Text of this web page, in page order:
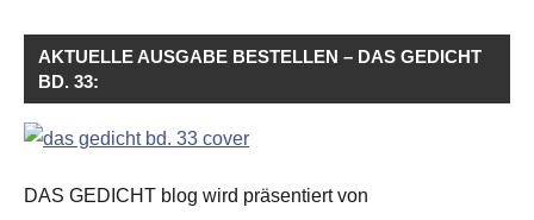
AKTUELLE AUSGABE BESTELLEN – DAS GEDICHT
BD. 33:
DAS GEDICHT blog wird präsentiert von